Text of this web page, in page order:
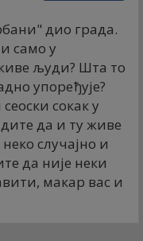
дио града.
само у
људи? Шта то
упоређује?
сокак у
да и ту живе
случајно и
да није неки
макар вас и